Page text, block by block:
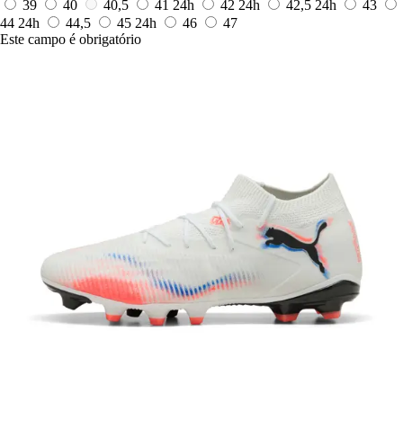
39 40 40,5 41 24h 42 24h 42,5 24h
43
44 24h 44,5 45 24h 46
47
Este campo é obrigatório